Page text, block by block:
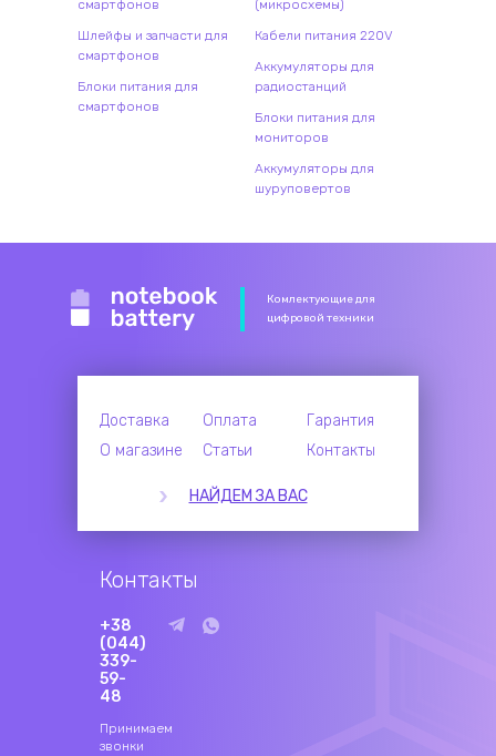
смартфонов
Шлейфы и запчасти для
смартфонов
Блоки питания для
смартфонов
(микросхемы)
Кабели питания 220V
Аккумуляторы для
радиостанций
Блоки питания для
мониторов
Аккумуляторы для
шуруповертов
Комлектующие для
цифровой техники
Доставка Оплата
Гарантия
О магазине
Статьи Контакты
НАЙДЕМ ЗА ВАС
Контакты
+38
(044)
339-
59-
48
Принимаем
звонки